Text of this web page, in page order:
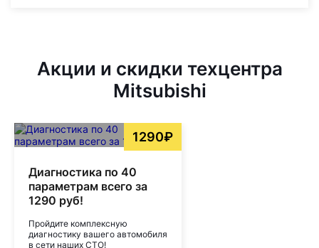
Акции и скидки техцентра
Mitsubishi
1290₽
Диагностика по 40
параметрам всего за
1290 руб!
Пройдите комплексную
диагностику вашего автомобиля
в сети наших СТО!